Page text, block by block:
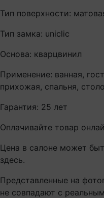
Тип поверхности:
Тип замка: uniclic
Основа: кварцвинил
Применение: ванная,
прихожая, спальня,
Гарантия: 25 лет
Оплачивайте товар
Цена в салоне может
здесь.
Представленные на
не совпадают с